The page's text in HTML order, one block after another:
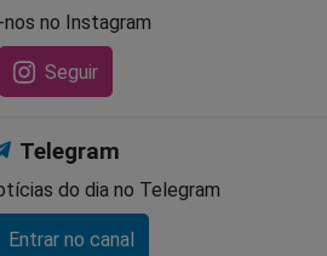
nos no Instagram
Seguir
Telegram
do dia no Telegram
Entrar no canal